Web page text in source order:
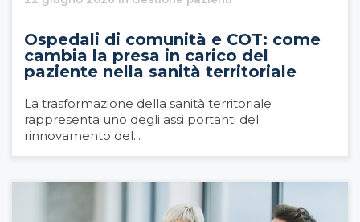
Ospedali di comunità e COT: come
cambia la presa in carico del
paziente nella sanità territoriale
La trasformazione della sanità territoriale
rappresenta uno degli assi portanti del
rinnovamento del...